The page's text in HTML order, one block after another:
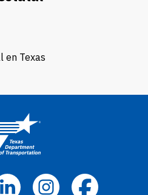
en Texas